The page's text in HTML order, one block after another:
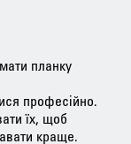
планку
професійно.
їх, щоб
краще.